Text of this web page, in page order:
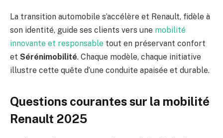
La transition automobile s’accélère et Renault, fidèle à
son identité, guide ses clients vers une mobilité
innovante et responsable tout en préservant confort
et Sérénimobilité. Chaque modèle, chaque initiative
illustre cette quête d’une conduite apaisée et durable.
Questions courantes sur la mobilité
Renault 2025